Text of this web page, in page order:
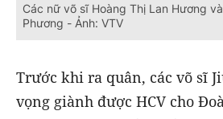
Các nữ võ sĩ Hoàng Thị Lan Hương
Phương - Ảnh: VTV
Trước khi ra quân, các võ sĩ
vọng giành được HCV cho